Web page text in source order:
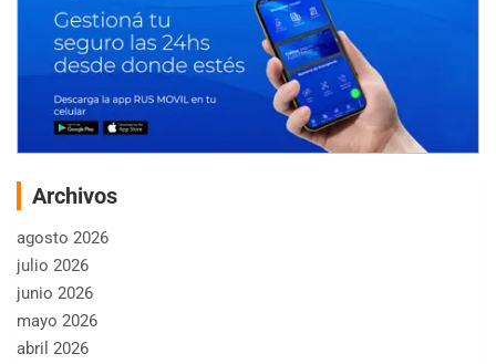
Archivos
agosto 2026
julio 2026
junio 2026
mayo 2026
abril 2026